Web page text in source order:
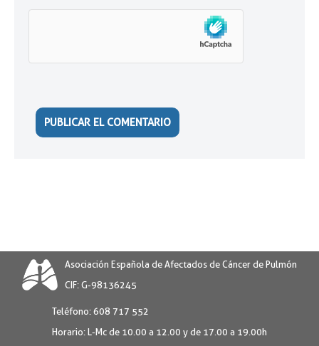
Asociación Española de Afectados de Cáncer de Pulmón
CIF: G-98136245
Teléfono: 608 717 552
Horario: L-Mc de 10.00 a 12.00 y de 17.00 a 19.00h